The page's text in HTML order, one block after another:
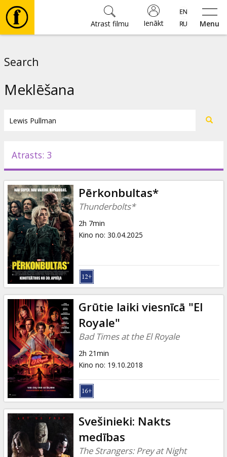
Menu
Ienākt
Atrast filmu
Pasākumi
Ziņas
Dāvanu
kartes
Uzkodas
B2B
Kino
Klubs
Search
Meklēšana
Atrasts: 3
Pērkonbultas*
Thunderbolts*
2h 7min
Kino no: 30.04.2025
Grūtie laiki viesnīcā "El
Royale"
Bad Times at the El Royale
2h 21min
Kino no: 19.10.2018
Svešinieki: Nakts
medības
The Strangers: Prey at Night